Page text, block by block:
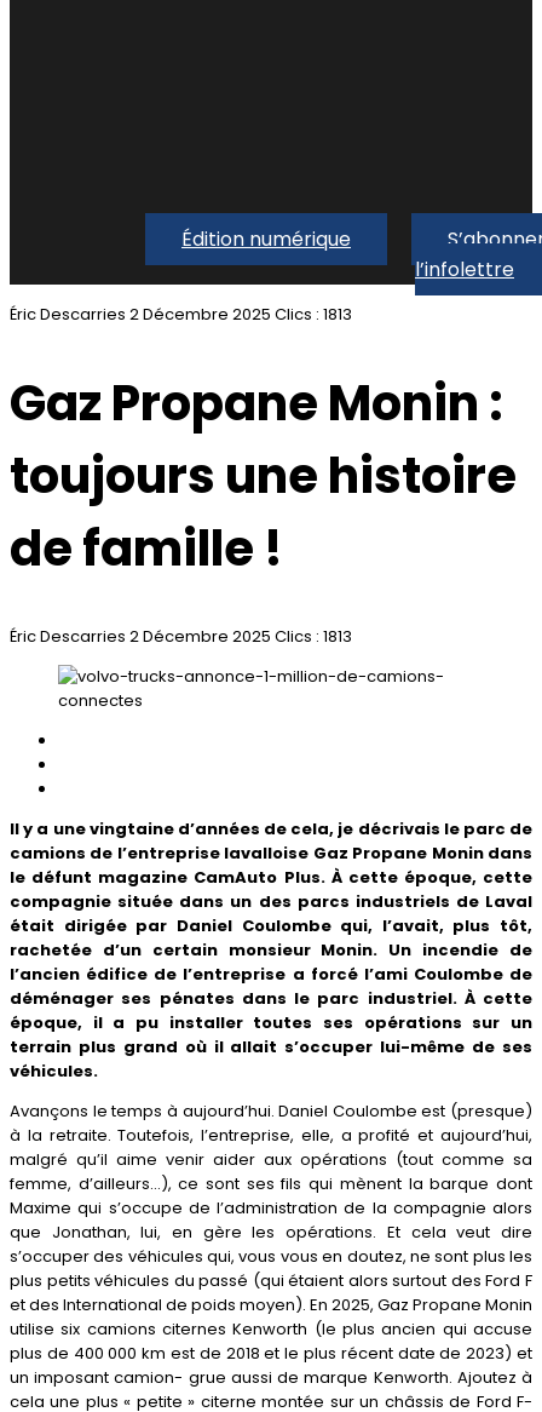
Édition numérique
l’infolettre
Éric Descarries 2 Décembre 2025 Clics : 1813
Gaz Propane Monin :
toujours une histoire
de famille !
Éric Descarries 2 Décembre 2025 Clics : 1813
Il y a une vingtaine d’années de cela, je décrivais le parc de
camions de l’entreprise lavalloise Gaz Propane Monin dans
le défunt magazine CamAuto Plus. À cette époque, cette
compagnie située dans un des parcs industriels de Laval
était dirigée par Daniel Coulombe qui, l’avait, plus tôt,
rachetée d’un certain monsieur Monin. Un incendie de
l’ancien édifice de l’entreprise a forcé l’ami Coulombe de
déménager ses pénates dans le parc industriel. À cette
époque, il a pu installer toutes ses opérations sur un
terrain plus grand où il allait s’occuper lui-même de ses
véhicules.
Avançons le temps à aujourd’hui. Daniel Coulombe est (presque)
à la retraite. Toutefois, l’entreprise, elle, a profité et aujourd’hui,
malgré qu’il aime venir aider aux opérations (tout comme sa
femme, d’ailleurs…), ce sont ses fils qui mènent la barque dont
Maxime qui s’occupe de l’administration de la compagnie alors
que Jonathan, lui, en gère les opérations. Et cela veut dire
s’occuper des véhicules qui, vous vous en doutez, ne sont plus les
plus petits véhicules du passé (qui étaient alors surtout des Ford F
et des International de poids moyen). En 2025, Gaz Propane Monin
utilise six camions citernes Kenworth (le plus ancien qui accuse
plus de 400 000 km est de 2018 et le plus récent date de 2023) et
un imposant camion- grue aussi de marque Kenworth. Ajoutez à
cela une plus « petite » citerne montée sur un châssis de Ford F-